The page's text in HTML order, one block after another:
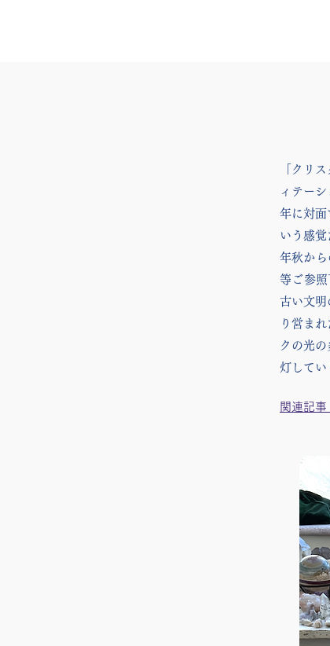
「クリ
ィテー
年に対面
いう感覚
年秋か
等ご参照
古い文明
り営ま
クの光
灯してい
関連記